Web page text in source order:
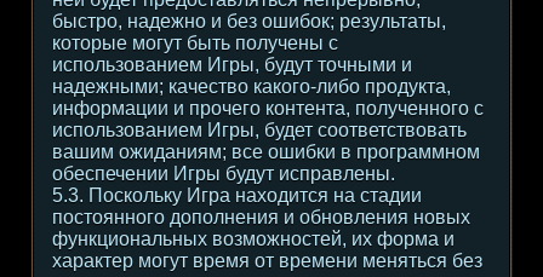
быстро, надежно и без ошибок; результаты,
которые могут быть получены с
использованием Игры, будут точными и
надежными; качество какого-либо продукта,
информации и прочего контента, полученного с
использованием Игры, будет соответствовать
вашим ожиданиям; все ошибки в программном
обеспечении Игры будут исправлены.
5.3. Поскольку Игра находится на стадии
постоянного дополнения и обновления новых
функциональных возможностей, их форма и
характер могут время от времени меняться без